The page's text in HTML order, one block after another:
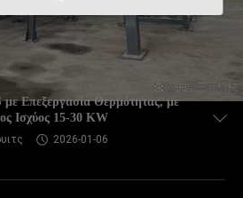
Επεξεργασία Θερμότητας, με
Ισχύος 15-30 KW
2026-01-06